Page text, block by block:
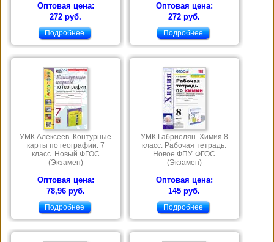
Оптовая цена:
272 руб.
Подробнее
Оптовая цена:
272 руб.
Подробнее
УМК Алексеев. Контурные
карты по географии. 7
класс. Новый ФГОС
(Экзамен)
Оптовая цена:
78,96 руб.
Подробнее
УМК Габриелян. Химия 8
класс. Рабочая тетрадь.
Новое ФПУ. ФГОС
(Экзамен)
Оптовая цена:
145 руб.
Подробнее